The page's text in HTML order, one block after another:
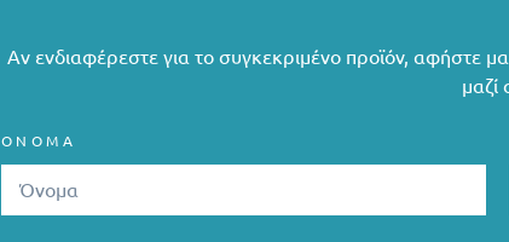
Αν ενδιαφέρεστε για το συγκεκριμένο προϊόν, αφήστε
μαζί
ΟΝΟΜΑ